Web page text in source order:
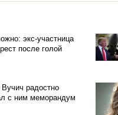
экс-участница
после голой
радостно
с ним меморандум